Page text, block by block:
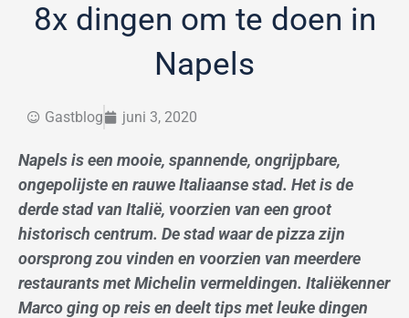
8x dingen om te doen in
Napels
Gastblog juni 3, 2020
Napels is een mooie, spannende, ongrijpbare,
ongepolijste en rauwe Italiaanse stad. Het is de
derde stad van Italië, voorzien van een groot
historisch centrum. De stad waar de pizza zijn
oorsprong zou vinden en voorzien van meerdere
restaurants met Michelin vermeldingen. Italiëkenner
Marco ging op reis en deelt tips met leuke dingen